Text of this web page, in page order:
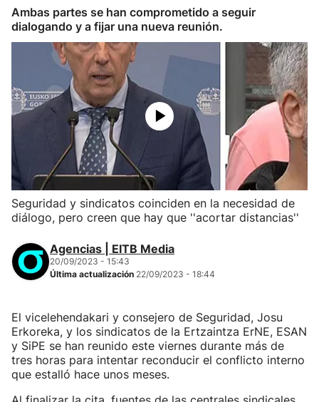
Ambas partes se han comprometido a seguir
dialogando y a fijar una nueva reunión.
Seguridad y sindicatos coinciden en la necesidad de
diálogo, pero creen que hay que ''acortar distancias''
Agencias | EITB Media
20/09/2023 - 15:43
Última actualización 22/09/2023 - 18:44
El vicelehendakari y consejero de Seguridad, Josu
Erkoreka, y los sindicatos de la Ertzaintza ErNE, ESAN
y SiPE se han reunido este viernes durante más de
tres horas para intentar reconducir el conflicto interno
que estalló hace unos meses.